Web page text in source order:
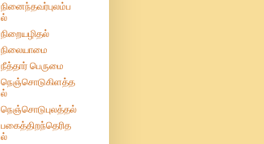
நினைந்தவர்புலம்ப
ல்
நிறையழிதல்
நிலையாமை
நீத்தார் பெருமை
நெஞ்சொடுகிளத்த
ல்
நெஞ்சொடுபுலத்தல்
பகைத்திறந்தெரித
ல்